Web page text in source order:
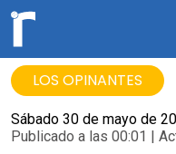
LOS OPINANTES
Sábado 30 de mayo de
Publicado a las 00:01 |